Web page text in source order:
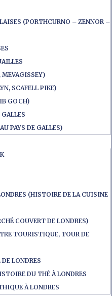
(PORTHCURNO – ZENNOR –
MEVAGISSEY)
SCAFELL PIKE)
GOCH)
PAYS DE GALLES)
(HISTOIRE DE LA CUISINE
COUVERT DE LONDRES)
TOURISTIQUE, TOUR DE
LONDRES
DU THÉ À LONDRES
À LONDRES